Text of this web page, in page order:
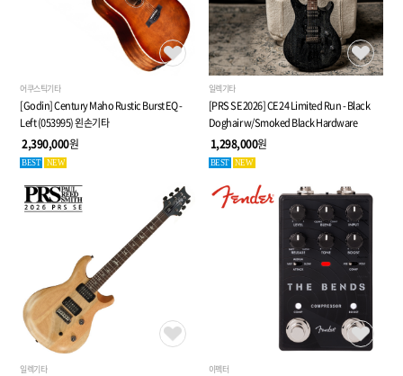
어쿠스틱기타
[Godin] Century Maho Rustic Burst EQ -
Left (053995) 왼손기타
2,390,000원
BEST NEW
일렉기타
[PRS SE 2026] CE 24 Limited Run - Black
Doghair w/Smoked Black Hardware
1,298,000원
BEST NEW
일렉기타 이펙터